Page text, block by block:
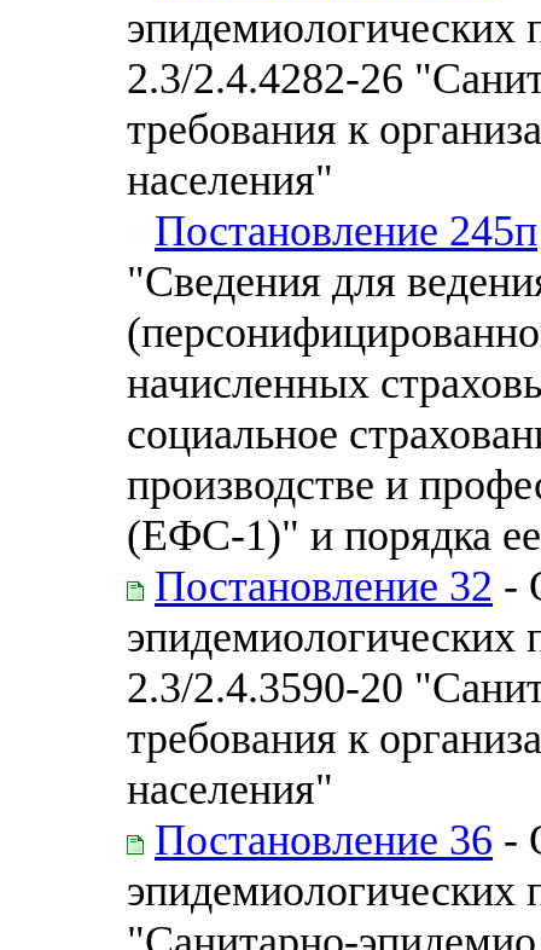
2.3/2.4.4282-26
требования к
населения"
Постановление 245п
"Сведения для
начисленных
социальное
производстве и
(ЕФС-1)" и порядка
Постановление 32 -
2.3/2.4.3590-20
требования к
населения"
Постановление 36 -